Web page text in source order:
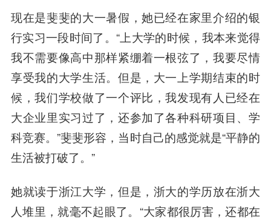
现在是斐斐的大一暑假，她已经在家里介绍的银
行实习一段时间了。“上大学的时候，我本来觉得
我不需要像高中那样紧绷着一根弦了，我要尽情
享受我的大学生活。但是，大一上学期结束的时
候，我们学校做了一个评比，我发现有人已经在
大企业里实习过了，还参加了各种科研项目、学
科竞赛。”斐斐形容，当时自己的感觉就是“平静的
生活被打破了。”
她就读于浙江大学，但是，浙大的学历放在浙大
人堆里，就毫不起眼了。“大家都很厉害，还都在